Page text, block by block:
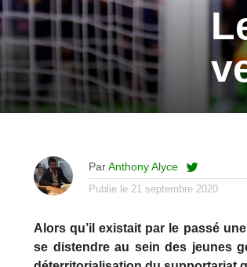
ParAnthony Alyce
Publie le 21 septembre 2020
Alors qu’il existait par le passé
se distendre au sein des jeunes